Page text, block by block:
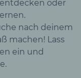
oder
nach deinem
machen! Lass
ein und